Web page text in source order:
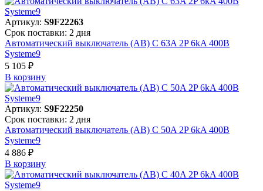
Артикул: S9F22263
Срок поставки: 2 дня
Автоматический выключатель (АВ) C 63A 2P 6kA 400В
Systeme9
5 105 ₽
В корзинy
Артикул: S9F22250
Срок поставки: 2 дня
Автоматический выключатель (АВ) C 50A 2P 6kA 400В
Systeme9
4 886 ₽
В корзинy